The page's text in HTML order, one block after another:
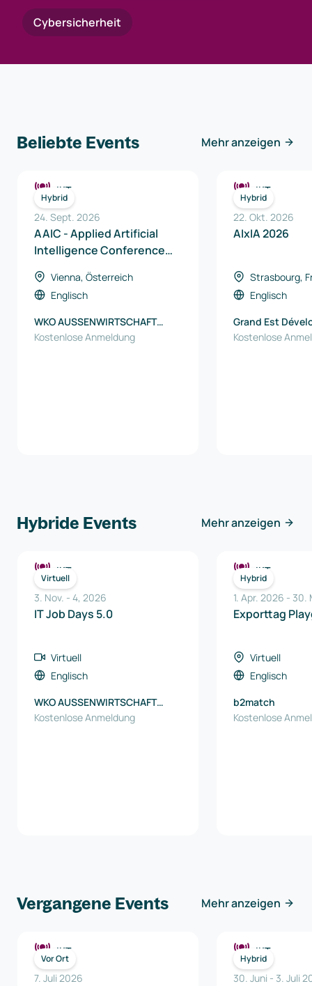
Cybersicherheit
Beliebte Events Mehr anzeigen
Hybrid
IKT
24. Sept. 2026
AAIC - Applied Artificial
Intelligence Conference
Vienna, Österreich
Englisch
WKO AUSSENWIRTSCHAFT
AUSTRIA
Kostenlose Anmeldung
Hybrid
IKT
22. Okt. 2026
AIxIA 2026
Strasbourg,
Englisch
Grand Est
Kostenlose
Hybride Events Mehr anzeigen
Virtuell
IKT
3. Nov. - 4, 2026
IT Job Days 5.0
Virtuell
Englisch
WKO AUSSENWIRTSCHAFT
AUSTRIA
Kostenlose Anmeldung
Hybrid
IKT
1. Apr. 2026 - 30.
Exporttag
Virtuell
Englisch
b2match
Kostenlose
Vergangene Events Mehr anzeigen
Vor Ort
IKT
7. Juli 2026
Hybrid
IKT
30. Juni - 3. Juli